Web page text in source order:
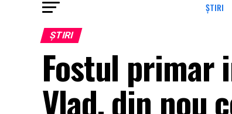
ȘTIRI
ȘTIRI
Fostul primar
Vlad, din nou